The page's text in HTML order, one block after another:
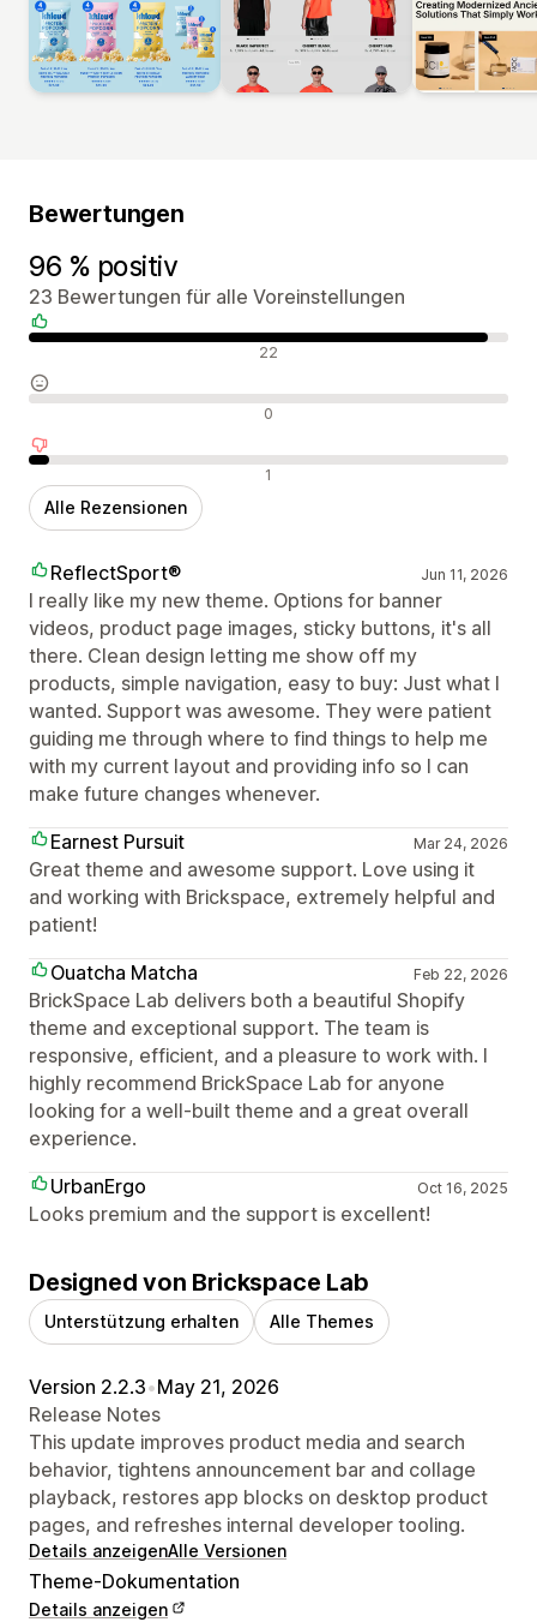
Bewertungen
96 % positiv
23 Bewertungen für alle Voreinstellungen
Positive Bewertungen 22
Neutrale Bewertungen 0
Negative Bewertungen 1
Alle Rezensionen
ReflectSport® Jun 11, 2026
I really like my new theme. Options for banner
videos, product page images, sticky buttons, it's all
there. Clean design letting me show off my
products, simple navigation, easy to buy: Just what I
wanted. Support was awesome. They were patient
guiding me through where to find things to help me
with my current layout and providing info so I can
make future changes whenever.
Earnest Pursuit
Mar 24, 2026
Great theme and awesome support. Love using it
and working with Brickspace, extremely helpful and
patient!
Ouatcha Matcha
Feb 22, 2026
BrickSpace Lab delivers both a beautiful Shopify
theme and exceptional support. The team is
responsive, efficient, and a pleasure to work with. I
highly recommend BrickSpace Lab for anyone
looking for a well-built theme and a great overall
experience.
UrbanErgo
Oct 16, 2025
Looks premium and the support is excellent!
Designed von Brickspace Lab
Unterstützung erhalten Alle Themes
Version 2.2.3•May 21, 2026
Release Notes
This update improves product media and search
behavior, tightens announcement bar and collage
playback, restores app blocks on desktop product
pages, and refreshes internal developer tooling.
Details anzeigenAlle Versionen
Theme-Dokumentation
Details anzeigen